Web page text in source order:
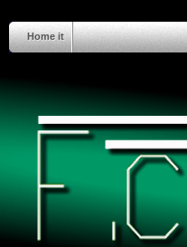
Home it